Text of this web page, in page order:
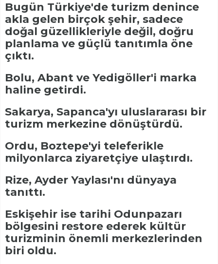
Bugün Türkiye'de turizm denince
akla gelen birçok şehir, sadece
doğal güzellikleriyle değil, doğru
planlama ve güçlü tanıtımla öne
çıktı.
Bolu, Abant ve Yedigöller'i marka
haline getirdi.
Sakarya, Sapanca'yı uluslararası bir
turizm merkezine dönüştürdü.
Ordu, Boztepe'yi teleferikle
milyonlarca ziyaretçiye ulaştırdı.
Rize, Ayder Yaylası'nı dünyaya
tanıttı.
Eskişehir ise tarihi Odunpazarı
bölgesini restore ederek kültür
turizminin önemli merkezlerinden
biri oldu.